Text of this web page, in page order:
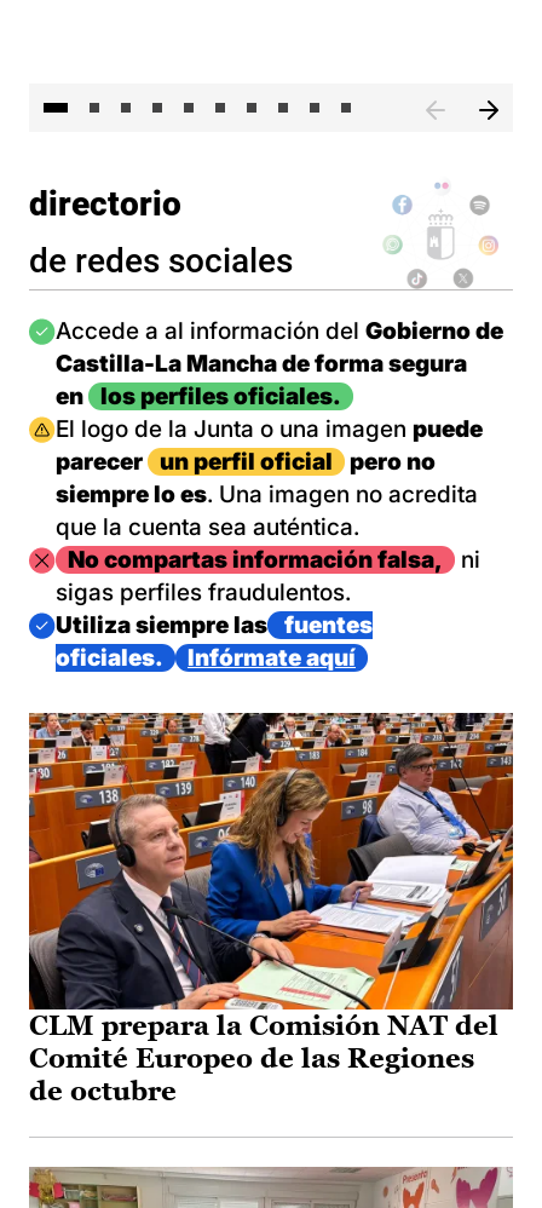
directorio
de redes sociales
Imagen
Accede a al información del Gobierno de
Castilla-La Mancha de forma segura
en
los perfiles oficiales.
Imagen
El logo de la Junta o una imagen puede
parecer
un perfil oficial
pero no
siempre lo es. Una imagen no acredita
que la cuenta sea auténtica.
ImagenNo compartas información falsa,
ni
sigas perfiles fraudulentos.
Imagen
Utiliza siempre las
fuentes
oficiales.
Infórmate aquí
CLM prepara la Comisión NAT del
Comité Europeo de las Regiones
de octubre